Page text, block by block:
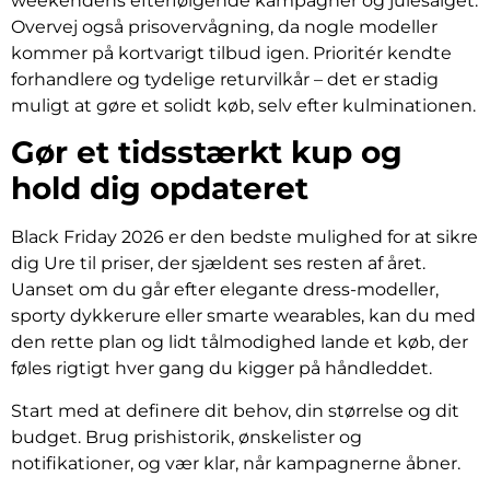
Overvej også prisovervågning, da nogle modeller
kommer på kortvarigt tilbud igen. Prioritér kendte
forhandlere og tydelige returvilkår – det er stadig
muligt at gøre et solidt køb, selv efter kulminationen.
Gør et tidsstærkt kup og
hold dig opdateret
Black Friday 2026 er den bedste mulighed for at sikre
dig Ure til priser, der sjældent ses resten af året.
Uanset om du går efter elegante dress-modeller,
sporty dykkerure eller smarte wearables, kan du med
den rette plan og lidt tålmodighed lande et køb, der
føles rigtigt hver gang du kigger på håndleddet.
Start med at definere dit behov, din størrelse og dit
budget. Brug prishistorik, ønskelister og
notifikationer, og vær klar, når kampagnerne åbner.